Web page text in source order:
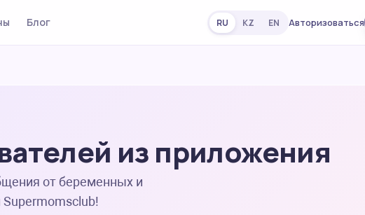
Блог RU KZ EN Авторизоваться
из приложения
от беременных и